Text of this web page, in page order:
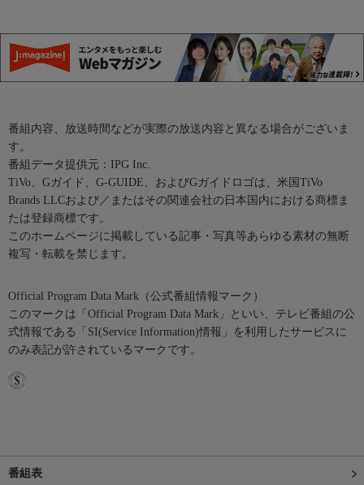
番組内容、放送時間などが実際の放送内容と異なる場合がございま
す。
番組データ提供元：IPG Inc.
TiVo、Gガイド、G-GUIDE、およびGガイドロゴは、米国TiVo
Brands LLCおよび／またはその関連会社の日本国内における商標ま
たは登録商標です。
このホームページに掲載している記事・写真等あらゆる素材の無断
複写・転載を禁じます。
Official Program Data Mark（公式番組情報マーク）
このマークは「Official Program Data Mark」といい、テレビ番組の公
式情報である「SI(Service Information)情報」を利用したサービスに
のみ表記が許されているマークです。
番組表